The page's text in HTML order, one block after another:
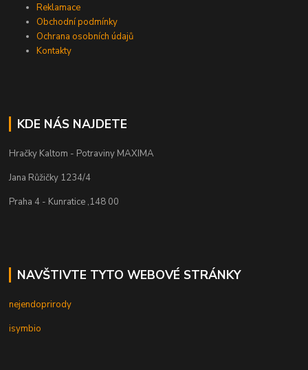
Reklamace
Obchodní podmínky
Ochrana osobních údajů
Kontakty
KDE NÁS NAJDETE
Hračky Kaltom - Potraviny MAXIMA
Jana Růžičky 1234/4
Praha 4 - Kunratice ,148 00
NAVŠTIVTE TYTO WEBOVÉ STRÁNKY
nejendoprirody
isymbio